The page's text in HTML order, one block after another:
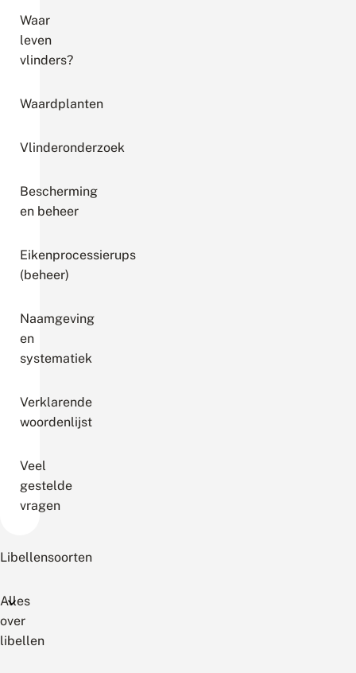
Waar
leven
vlinders?
Waardplanten
Vlinderonderzoek
Bescherming
en beheer
Eikenprocessierups
(beheer)
Naamgeving
en
systematiek
Verklarende
woordenlijst
Veel
gestelde
vragen
Libellensoorten
Alles
over
libellen